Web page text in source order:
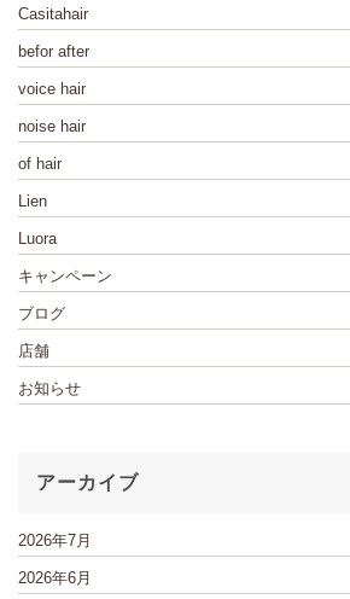
Casitahair
befor after
voice hair
noise hair
of hair
Lien
Luora
キャンペーン
ブログ
店舗
お知らせ
アーカイブ
2026年7月
2026年6月